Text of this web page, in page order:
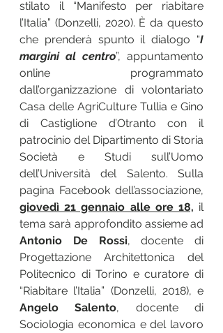
stilato il “Manifesto per riabitare
l’Italia” (Donzelli, 2020). È da questo
che prenderà spunto il dialogo “I
margini al centro”, appuntamento
online programmato
dall’organizzazione di volontariato
Casa delle AgriCulture Tullia e Gino
di Castiglione d’Otranto con il
patrocinio del Dipartimento di Storia
Società e Studi sull’Uomo
dell’Università del Salento. Sulla
giovedì 21 gennaio alle ore 18, il
Antonio De Rossi, docente di
Progettazione Architettonica del
Politecnico di Torino e curatore di
Angelo Salento, docente di
Sociologia economica e del lavoro